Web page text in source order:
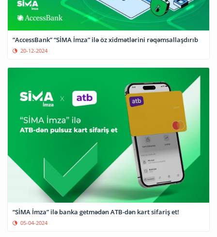
“AccessBank” “SİMA İmza” ilə öz xidmətlərini rəqəmsallaşdırıb
20-12-2024
“SİMA İmza” ilə banka getmədən ATB-dən kart sifariş et!
05-04-2024